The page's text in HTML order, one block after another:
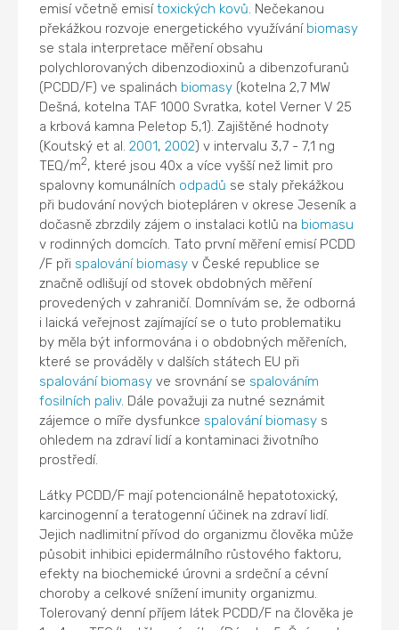
emisí včetně emisítoxických kovů. Nečekanou
překážkou rozvoje energetického využívání biomasy
se stala interpretace měření obsahu
polychlorovaných dibenzodioxinů a dibenzofuranů
(PCDD/F) ve spalinách biomasy (kotelna 2,7 MW
Dešná, kotelna TAF 1000 Svratka, kotel Verner V 25
a krbová kamna Peletop 5,1). Zajištěné hodnoty
(Koutský et al.2001,2002) v intervalu 3,7 - 7,1 ng
TEQ/m2, které jsou 40x a více vyšší než limit pro
spalovny komunálních odpadů se staly překážkou
při budování nových biotepláren v okrese Jeseník a
dočasně zbrzdily zájem o instalaci kotlů na biomasu
v rodinných domcích. Tato první měření emisí PCDD
/F při spalování biomasy v České republice se
značně odlišují od stovek obdobných měření
provedených v zahraničí. Domnívám se, že odborná
i laická veřejnost zajímající se o tuto problematiku
by měla být informována i o obdobných měřeních,
které se prováděly v dalších státech EU při
spalování biomasy ve srovnání se spalováním
fosilních paliv. Dále považuji za nutné seznámit
zájemce o míře dysfunkce spalování biomasy s
ohledem na zdraví lidí a kontaminaci životního
prostředí.
Látky PCDD/F mají potencionálně hepatotoxický,
karcinogenní a teratogenní účinek na zdraví lidí.
Jejich nadlimitní přívod do organizmu člověka může
působit inhibici epidermálního růstového faktoru,
efekty na biochemické úrovni a srdeční a cévní
choroby a celkové snížení imunity organizmu.
Tolerovaný denní příjem látek PCDD/F na člověka je